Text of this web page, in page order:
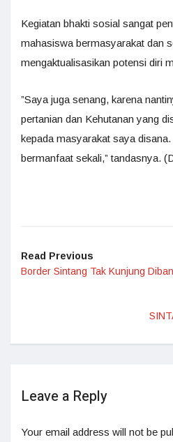
Kegiatan bhakti sosial sangat
mahasiswa bermasyarakat dan
mengaktualisasikan potensi diri
”Saya juga senang, karena
pertanian dan Kehutanan yang
kepada masyarakat saya
bermanfaat sekali,” tandasnya.
Read Previous
Border Sintang Tak Kunjung
Leave a Reply
Your email address will not be